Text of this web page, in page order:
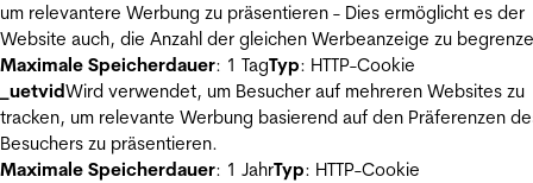
um relevantere Werbung zu präsentieren - Dies ermöglicht es der
Website auch, die Anzahl der gleichen Werbeanzeige zu
Maximale Speicherdauer: 1 TagTyp: HTTP-Cookie
_uetvidWird verwendet, um Besucher auf mehreren Websites zu
tracken, um relevante Werbung basierend auf den Präferenzen
Besuchers zu präsentieren.
Maximale Speicherdauer: 1 JahrTyp: HTTP-Cookie